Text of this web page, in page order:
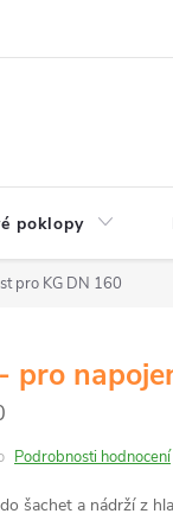
poklopy
pro KG DN 160
pro
Podrobnosti hodnocení
šachet a nádrží z